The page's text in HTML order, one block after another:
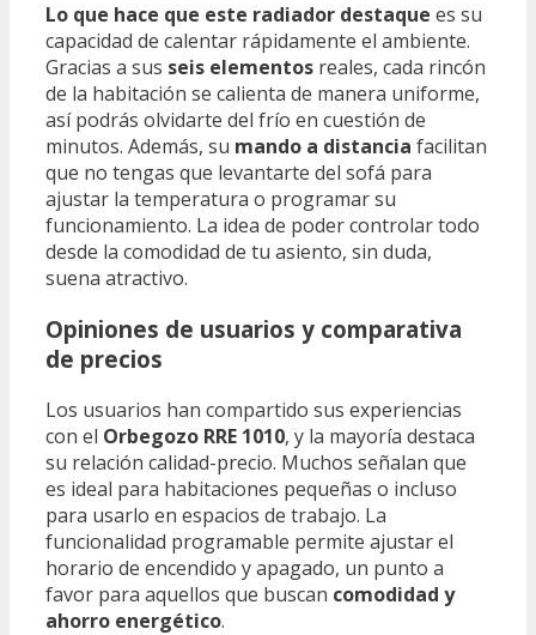
Lo que hace que este radiador destaque es su
capacidad de calentar rápidamente el ambiente.
Gracias a sus seis elementos reales, cada rincón
de la habitación se calienta de manera uniforme,
así podrás olvidarte del frío en cuestión de
minutos. Además, su mando a distancia facilitan
que no tengas que levantarte del sofá para
ajustar la temperatura o programar su
funcionamiento. La idea de poder controlar todo
desde la comodidad de tu asiento, sin duda,
suena atractivo.
Opiniones de usuarios y comparativa
de precios
Los usuarios han compartido sus experiencias
con el Orbegozo RRE 1010, y la mayoría destaca
su relación calidad-precio. Muchos señalan que
es ideal para habitaciones pequeñas o incluso
para usarlo en espacios de trabajo. La
funcionalidad programable permite ajustar el
horario de encendido y apagado, un punto a
favor para aquellos que buscan comodidad y
ahorro energético.